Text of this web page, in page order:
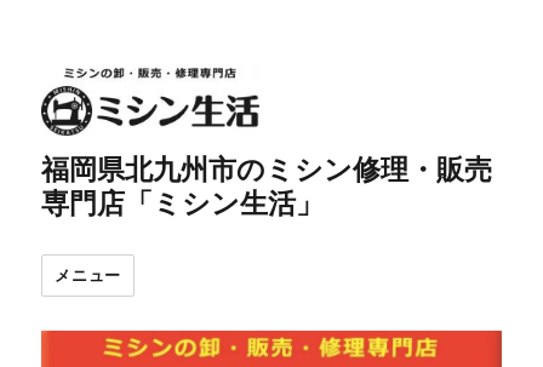
福岡県北九州市のミシン修理・販売
専門店「ミシン生活」
メニュー